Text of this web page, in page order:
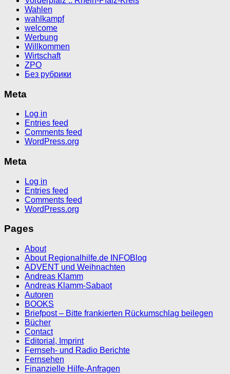
Wahlen
wahlkampf
welcome
Werbung
Willkommen
Wirtschaft
ZPO
Без рубрики
Meta
Log in
Entries feed
Comments feed
WordPress.org
Meta
Log in
Entries feed
Comments feed
WordPress.org
Pages
About
About Regionalhilfe.de INFOBlog
ADVENT und Weihnachten
Andreas Klamm
Andreas Klamm-Sabaot
Autoren
BOOKS
Briefpost – Bitte frankierten Rückumschlag beilegen
Bücher
Contact
Editorial, Imprint
Fernseh- und Radio Berichte
Fernsehen
Finanzielle Hilfe-Anfragen